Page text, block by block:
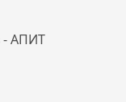
- АПИТ